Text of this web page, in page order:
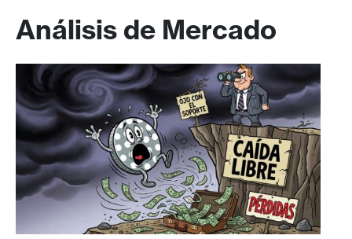
Análisis de Mercado